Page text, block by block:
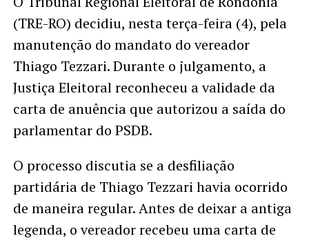
(TRE-RO) decidiu, nesta terça-feira (4), pela
manutenção do mandato do vereador
Thiago Tezzari. Durante o julgamento, a
Justiça Eleitoral reconheceu a validade da
carta de anuência que autorizou a saída do
parlamentar do PSDB.
O processo discutia se a desfiliação
partidária de Thiago Tezzari havia ocorrido
de maneira regular. Antes de deixar a antiga
legenda, o vereador recebeu uma carta de